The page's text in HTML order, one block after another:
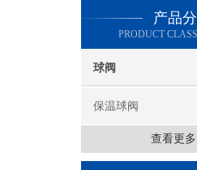
产品
PRODUCT
球阀
保温球阀
查看更